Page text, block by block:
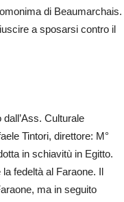
di Beaumarchais.
a sposarsi contro il
Culturale
Tintori, direttore: M°
in schiavitù in Egitto.
fedeltà al Faraone. Il
ma in seguito